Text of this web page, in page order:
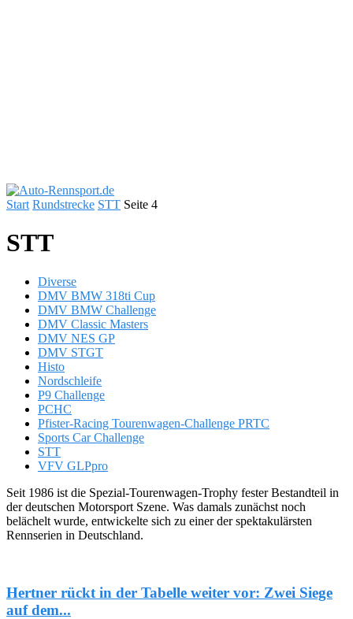
Start Rundstrecke STT Seite 4
STT
Diverse
DMV BMW 318ti Cup
DMV BMW Challenge
DMV Classic Masters
DMV NES GP
DMV STGT
Histo
Nordschleife
P9 Challenge
PCHC
Pfister-Racing Tourenwagen-Challenge PRTC
Sports Car Challenge
STT
VFV GLPpro
Seit 1986 ist die Spezial-Tourenwagen-Trophy fester Bestandteil in
der deutschen Motorsport Szene. Was damals zunächst noch
belächelt wurde, entwickelte sich zu einer der spektakulärsten
Rennserien in Deutschland.
Hertner rückt in der Tabelle weiter vor: Zwei Siege
auf dem...